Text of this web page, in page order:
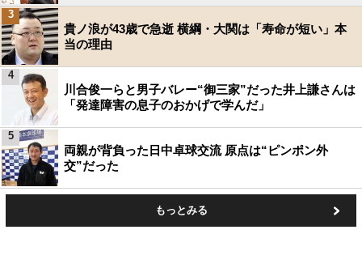
貴ノ浪が43歳で急逝 横綱・大関は「寿命が短い」本
当の理由
3
川合俊一らと男子バレー“御三家”だった井上謙さんは
「発達障害の息子のおかげで学んだ」
4
両親が背負った日中卓球交流 原点は“ピンポン外
交”だった
5
もっとみる